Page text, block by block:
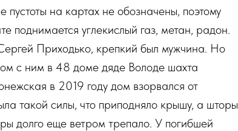
на картах не обозначены, поэтому
поднимается углекислый газ, метан, радон.
Приходько, крепкий был мужчина. Но
с ним в 48 доме дяде Володе шахта
в 2019 году дом взорвался от
такой силы, что приподняло крышу, а шторы
долго еще ветром трепало. У погибшей